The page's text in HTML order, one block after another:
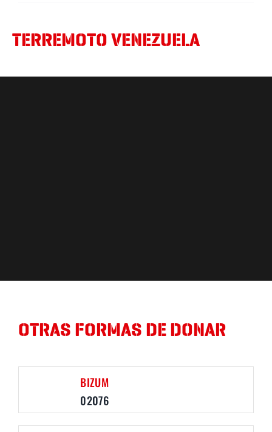
TERREMOTO VENEZUELA
OTRAS FORMAS DE DONAR
BIZUM
02076